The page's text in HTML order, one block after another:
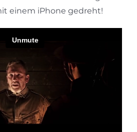
einem iPhone gedreht!